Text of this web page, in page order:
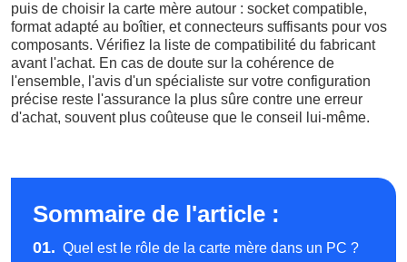
puis de choisir la carte mère autour : socket compatible,
format adapté au boîtier, et connecteurs suffisants pour vos
composants. Vérifiez la liste de compatibilité du fabricant
avant l'achat. En cas de doute sur la cohérence de
l'ensemble, l'avis d'un spécialiste sur votre configuration
précise reste l'assurance la plus sûre contre une erreur
d'achat, souvent plus coûteuse que le conseil lui-même.
Sommaire de l'article :
01. Quel est le rôle de la carte mère dans un PC ?